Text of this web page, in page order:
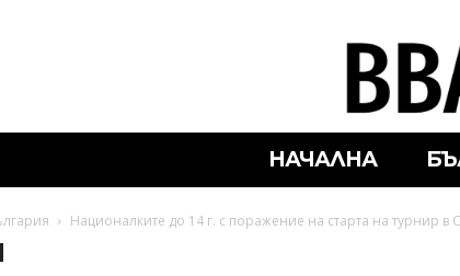
НАЧАЛНА
Националките до 14 г. с поражение на старта на турнир в